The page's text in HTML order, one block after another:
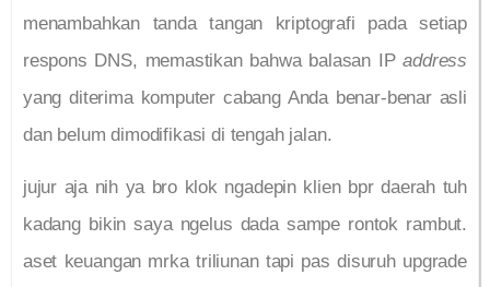
menambahkan tanda tangan kriptografi pada setiap
respons DNS, memastikan bahwa balasan IPaddress
yang diterima komputer cabang Anda benar-benar asli
dan belum dimodifikasi di tengah jalan.
jujur aja nih ya bro klok ngadepin klien bpr daerah tuh
kadang bikin saya ngelus dada sampe rontok rambut.
aset keuangan mrka triliunan tapi pas disuruh upgrade